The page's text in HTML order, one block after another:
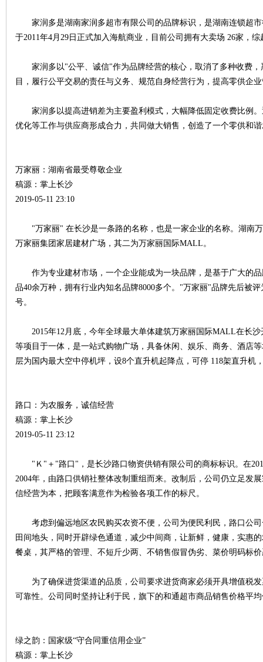
家润多是湖南家润多超市有限公司的品牌标识，是湖南连锁超市
于2011年4月29日正式加入海航商业，目前公司拥有大卖场 26家，
家润多以"公平、诚信"作为品牌经营的核心，取消了多种收费，
目，履行公平交易的责任与义务、规范自身经营行为，提高零供企
家润多以提高进销差为主要盈利模式，大幅降低固定收费比例。
优化等工作与供应商形成合力，共同做大销售，创造了一个零供和
万家丽：湖南省最受尊敬企业
稿源：掌上长沙
2019-05-11 23:10
"万家丽" 在长沙是一条路的名称，也是一家企业的名称。湖南万
万家丽集团家居建材广场，其二为万家丽国际MALL。
作为专业建材市场，一个企业能成为一块品牌，是基于广大的品
品40余万种，拥有行业内知名品牌8000多个。"万家丽"品牌先后被
号。
2015年12月底，今年全球最大单体建筑万家丽国际MALL在长沙
等项目于一体，是一站式购物广场，具备休闲、娱乐、商务、酒店
层为国内最大空中停机坪，设8个直升机起降点，可停 118架直升机
路口：为农服务，诚信经营
稿源：掌上长沙
2019-05-11 23:12
"Ｋ"＋"路口"，是长沙路口物资供销有限公司的商标标识。在
2004年，由路口供销社整体改制重组而来。改制后，公司仍立足发
信经营为本，把顾客满意作为检验各项工作的标尺。
考虑到偏远地区农民购买农资不便，公司为便民利民，路口公司
田间地头，同时开辟绿色通道，减少中间商，让新鲜，健康，实惠
餐桌，其严格的管理、不短斤少两、不销售假冒伪劣、菜价明码标
为了确保进货渠道的品质，公司要求进货商家必须开具增值税发
可靠性。公司同时坚持让利于民，旗下的和通超市商品销售价格平
绿之韵：国家级“守合同重信用企业”
稿源：掌上长沙